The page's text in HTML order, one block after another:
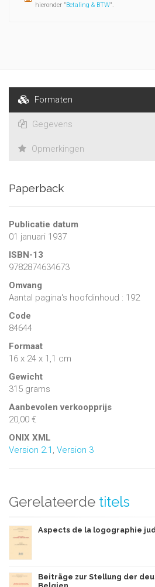
hieronder "Betaling & BTW".
Formaten
Gegevens
Opmerkingen
Paperback
Publicatie datum
01 januari 1937
ISBN-13
9782874634673
Omvang
Aantal pagina's hoofdinhoud : 192
Code
84644
Formaat
16 x 24 x 1,1 cm
Gewicht
315 grams
Aanbevolen verkoopprijs
20,00 €
ONIX XML
Version 2.1 , Version 3
Gerelateerde titels
Aspects de la logographie
Beiträge zur Stellung der